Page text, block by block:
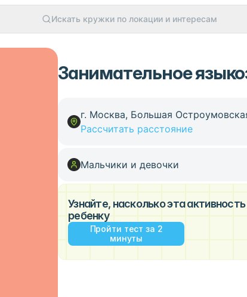
Искать кружки по локации и интересам
Занимательное
г. Москва, Большая
Рассчитать расстояние
Мальчики и девочки
Узнайте, насколько эта
ребенку
Пройти тест за 2
минуты